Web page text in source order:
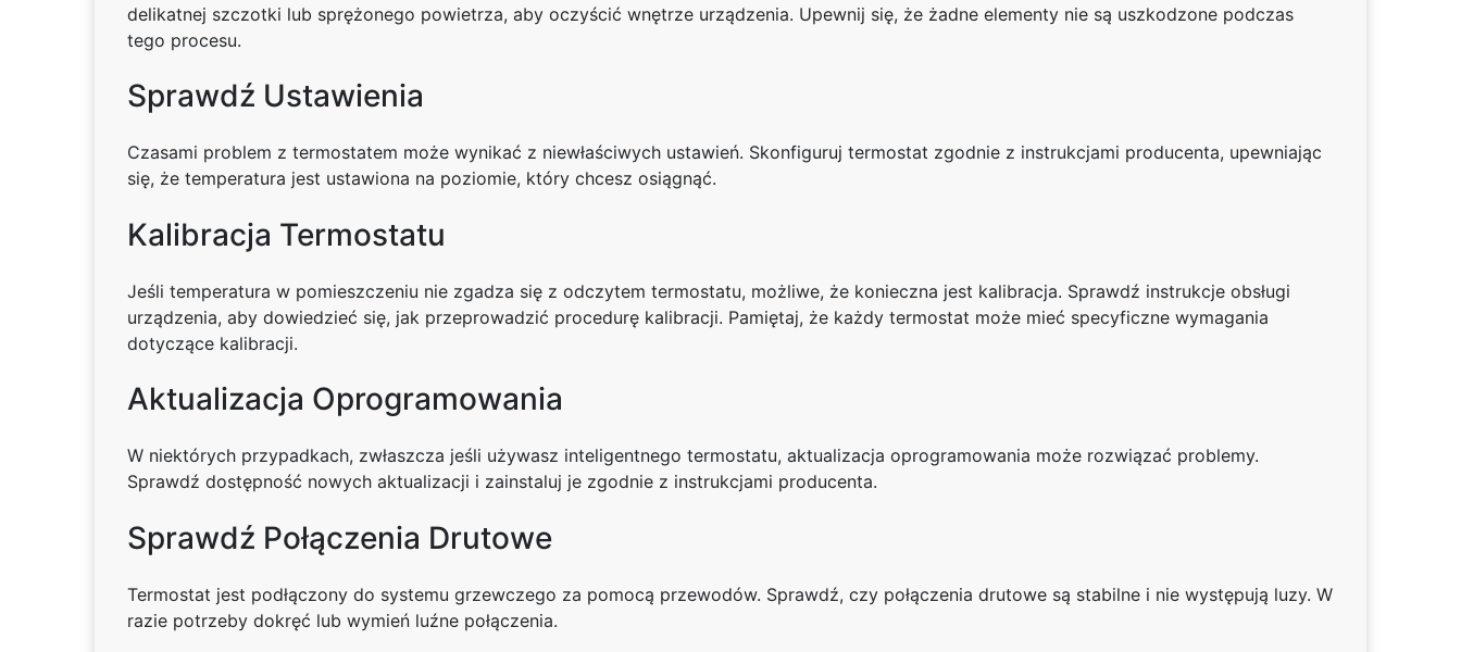
delikatnej szczotki lub sprężonego powietrza, aby oczyścić wnętrze urządzenia. Upewnij się, że żadne elementy nie są uszkodzone podczas
tego procesu.
Sprawdź Ustawienia
Czasami problem z termostatem może wynikać z niewłaściwych ustawień. Skonfiguruj termostat zgodnie z instrukcjami producenta, upewniając
się, że temperatura jest ustawiona na poziomie, który chcesz osiągnąć.
Kalibracja Termostatu
Jeśli temperatura w pomieszczeniu nie zgadza się z odczytem termostatu, możliwe, że konieczna jest kalibracja. Sprawdź instrukcje obsługi
urządzenia, aby dowiedzieć się, jak przeprowadzić procedurę kalibracji. Pamiętaj, że każdy termostat może mieć specyficzne wymagania
dotyczące kalibracji.
Aktualizacja Oprogramowania
W niektórych przypadkach, zwłaszcza jeśli używasz inteligentnego termostatu, aktualizacja oprogramowania może rozwiązać problemy.
Sprawdź dostępność nowych aktualizacji i zainstaluj je zgodnie z instrukcjami producenta.
Sprawdź Połączenia Drutowe
Termostat jest podłączony do systemu grzewczego za pomocą przewodów. Sprawdź, czy połączenia drutowe są stabilne i nie występują luzy. W
razie potrzeby dokręć lub wymień luźne połączenia.